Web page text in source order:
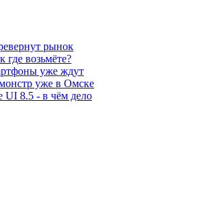
рынок
возьмёте?
уже ждут
уже в Омске
UI 8.5 - в чём дело